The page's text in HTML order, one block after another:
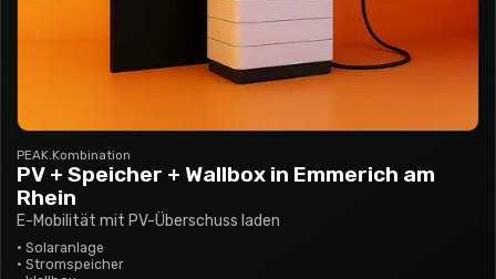
PEAK.Kombination
PV + Speicher + Wallbox in Emmerich am
Rhein
E-Mobilität mit PV-Überschuss laden
• Solaranlage
• Stromspeicher